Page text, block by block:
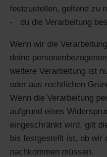
festzustellen, geltend zu
du die Verarbeitung
Wenn wir die
deine
weitere Verarbeitung ist
oder aus rechtlichen
Wenn die Verarbeitung
aufgrund eines
eingeschränkt wird, gilt
bis festgestellt ist, ob wir
nachkommen müssen.